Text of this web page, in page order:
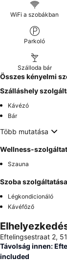
WiFi a szobákban
Parkoló
Szálloda bár
Összes kényelmi
Szálláshely
Kávézó
Bár
Több mutatása
Wellness-
Szauna
Szoba
Légkondicionáló
Kávéfőző
Eftelingsestraat 2,
Távolság innen:
included